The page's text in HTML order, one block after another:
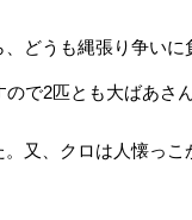
どうも縄張り争いに
で2匹とも大ばあさん
又、クロは人懐っこ